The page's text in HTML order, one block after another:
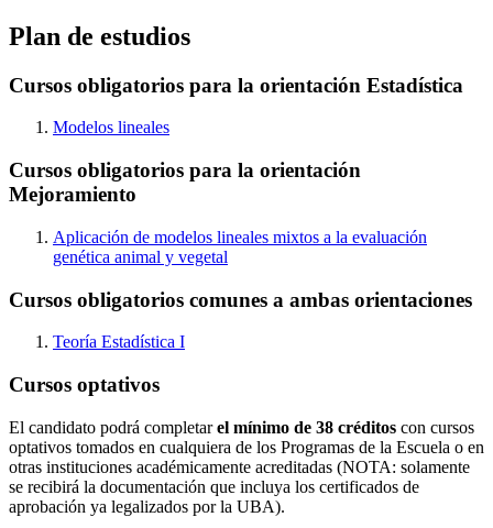
Plan de estudios
Cursos obligatorios para la orientación Estadística
Modelos lineales
Cursos obligatorios para la orientación
Mejoramiento
Aplicación de modelos lineales mixtos a la evaluación
genética animal y vegetal
Cursos obligatorios comunes a ambas orientaciones
Teoría Estadística I
Cursos optativos
El candidato podrá completarel mínimo de 38 créditos con cursos
optativos tomados en cualquiera de los Programas de la Escuela o en
otras instituciones académicamente acreditadas (NOTA: solamente
se recibirá la documentación que incluya los certificados de
aprobación ya legalizados por la UBA).